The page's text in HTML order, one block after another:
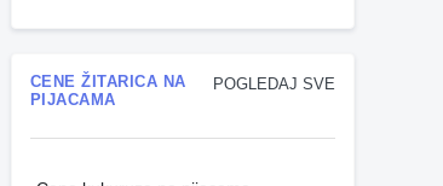
POGLEDAJ SVE
CENE ŽITARICA NA
PIJACAMA